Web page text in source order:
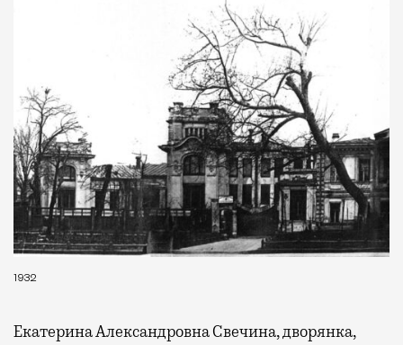
1932
Екатерина Александровна Свечина, дворянка,